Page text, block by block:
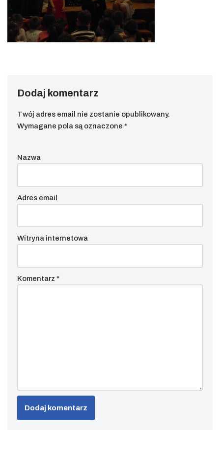
Dodaj komentarz
Twój adres email nie zostanie opublikowany.
Wymagane pola są oznaczone *
Nazwa
Adres email
Witryna internetowa
Komentarz *